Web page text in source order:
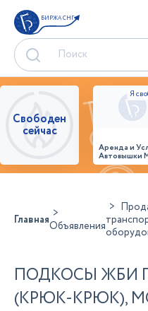
БИРЖА СНГ
Свободен
сейчас
Аренда и
Автовышки
26,28,32
ГлавнаяОбъявления
ПОДКОСЫ ЖБИ
(КРЮК-КРЮК),